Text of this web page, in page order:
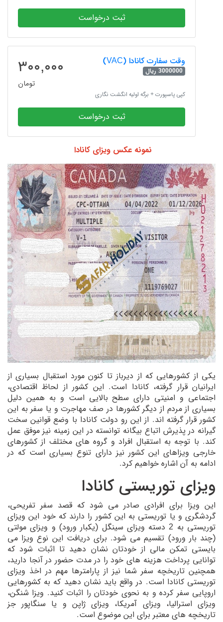
ثبت درخواست
وقت سفارت کانادا (VAC)
3000000 ریال ۳۰۰,۰۰۰
تومان
کپی پاسپورت + برگه اولیه انگشت نگاری
ثبت درخواست
نمونه عکس ویزای کانادا
یکی از کشورهایی که از دیرباز تا کنون مورد استقبال بسیاری از
ایرانیان قرار گرفته، کانادا است. این کشور از لحاظ اقتصادی،
اجتماعی و امنیتی دارای سطح بالایی است و به همین دلیل
بسیاری از مردم از دیگر کشورها در صف مهاجرت و یا سفر به این
کشور قرار گرفته اند. از این رو دولت کانادا با وضع قوانین سخت
گیرانه در پذیرش اتباع بیگانه توانسته در این زمینه نیز موفق عمل
کند. با توجه به استقبال افراد و گروه های مختلف از کشورهای
خارجی ویزاهای این کشور نیز دارای تنوع بسیاری است که در
ادامه به آن اشاره خواهیم کرد.
ویزای توریستی کانادا
این ویزا برای افرادی صادر می شود که قصد سفر تفریحی،
گردشگری و یا توریستی به این کشور را دارند که خود این ویزای
توریستی به 2 دسته ویزای سینگل (یکبار ورود) و ویزای مولتی
(چند بار ورود) تقسیم می شود. برای دریافت این نوع ویزا می
بایستی تمکن مالی از خودتان نشان دهید تا اثبات شود که
توانایی پرداخت هزینه های خود را در مدت حضور در آنجا دارید،
همچنین تاریخچه سفر شما نیز از پارامترها مهم در اخذ ویزای
توریستی کانادا است. در واقع باید نشان دهید که به کشورهایی
اروپایی سفر کرده و به نحوی خودتان را اثبات کنید. ویزا شنگن،
ویزای استرالیا، ویزای آمریکا، ویزای ژاپن و یا سنگاپور جز
تاریخچه های معتبر برای این موضوع است.